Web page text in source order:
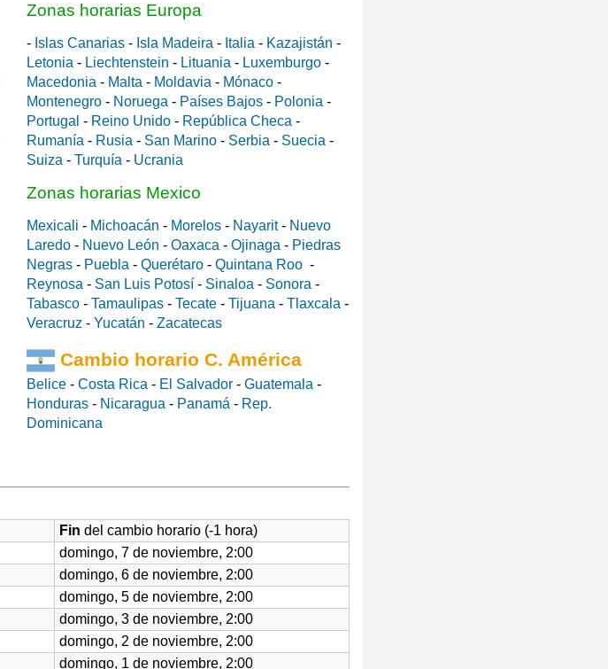
Zonas horarias Europa
- Islas Canarias - Isla Madeira - Italia - Kazajistán -
Letonia - Liechtenstein - Lituania - Luxemburgo -
Macedonia - Malta - Moldavia - Mónaco -
Montenegro - Noruega - Países Bajos - Polonia -
Portugal - Reino Unido - República Checa -
Rumanía - Rusia - San Marino - Serbia - Suecia -
Suiza - Turquía - Ucrania
Zonas horarias Mexico
Mexicali - Michoacán - Morelos - Nayarit- Nuevo
Laredo - Nuevo León - Oaxaca - Ojinaga - Piedras
Negras - Puebla - Querétaro - Quintana Roo -
Reynosa - San Luis Potosí - Sinaloa - Sonora -
Tabasco - Tamaulipas - Tecate - Tijuana - Tlaxcala -
Veracruz - Yucatán - Zacatecas
Cambio horario C. América
Belice - Costa Rica - El Salvador - Guatemala -
Honduras - Nicaragua - Panamá - Rep.
Dominicana
Fin del cambio horario (-1 hora)
domingo, 7 de noviembre, 2:00
domingo, 6 de noviembre, 2:00
domingo, 5 de noviembre, 2:00
domingo, 3 de noviembre, 2:00
domingo, 2 de noviembre, 2:00
domingo, 1 de noviembre, 2:00